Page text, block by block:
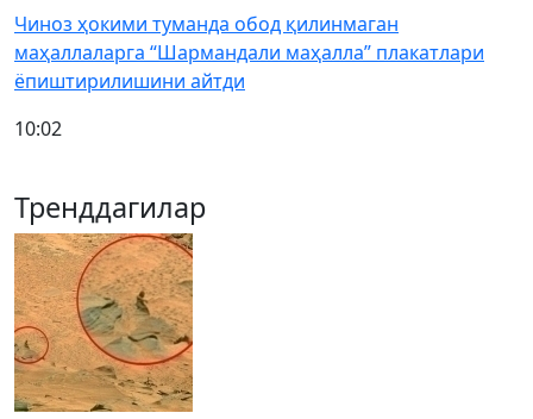
Чиноз ҳокими туманда обод қилинмаган
маҳаллаларга “Шармандали маҳалла” плакатлари
ёпиштирилишини айтди
10:02
Тренддагилар